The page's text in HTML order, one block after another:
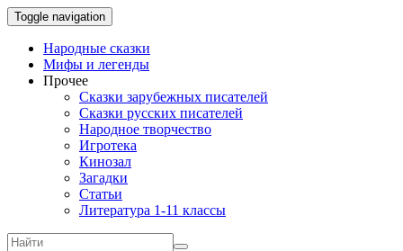
Toggle navigation
Народные сказки
Мифы и легенды
Прочее
Сказки зарубежных писателей
Сказки русских писателей
Народное творчество
Игротека
Кинозал
Загадки
Статьи
Литература 1-11 классы